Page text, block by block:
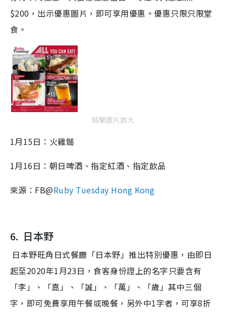
$200 ，出示優惠圖片，即可享用優惠。優惠只限只限堂
食。
點擊圖片放大
1月15日：火雞鎚
1月16日：朝日啤酒、指定紅酒、指定飲品
來源：FB@Ruby Tuesday Hong Kong
6. 日本野
日本野旺角日式餐廳「日本野」推出特別優惠，由即日
起至2020年1月23日，食客身份證上的名字只要含有
「李」、「嘉」、「誠」、「萬」、「歲」其中三個
字，即可免費享用午餐或晚餐，另外中1字者，可享8折